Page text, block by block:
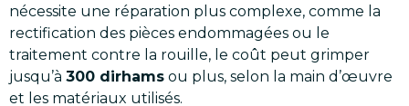
nécessite une réparation plus complexe, comme la
rectification des pièces endommagées ou le
traitement contre la rouille, le coût peut grimper
jusqu’à 300 dirhams ou plus, selon la main d’œuvre
et les matériaux utilisés.